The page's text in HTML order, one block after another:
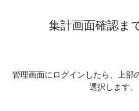
集計画面確認ま
管理画面にログインしたら、上部
選択します。